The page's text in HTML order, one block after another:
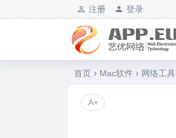
注册 登录
艺优软件乐园
首页 Mac软件 网络工具
A+